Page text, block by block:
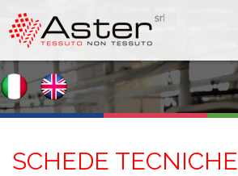
SCHEDE TECNICHE